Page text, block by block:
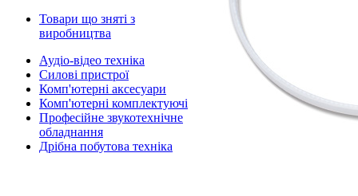
Товари що зняті з
виробництва
Аудіо-відео техніка
Силові пристрої
Комп'ютерні аксесуари
Комп'ютерні комплектуючі
Професійне звукотехнічне
обладнання
Дрібна побутова техніка